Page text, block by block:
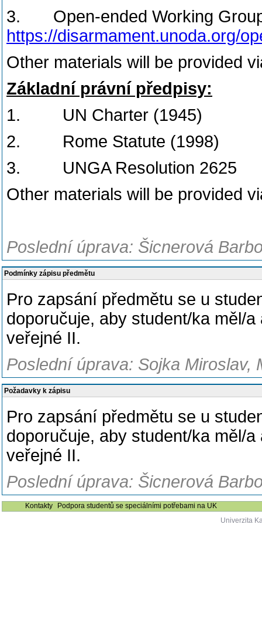
3. Open-ended Working
https://disarmament.unoda.org/
Other materials will be provided
Základní právní předpisy:
1. UN Charter (1945)
2. Rome Statute (1998)
3. UNGA Resolution 2625
Other materials will be provided
Poslední úprava: Šicnerová
Podmínky zápisu předmětu
Pro zapsání předmětu se u
doporučuje, aby student/ka měl/
veřejné II.
Poslední úprava: Sojka Miroslav,
Požadavky k zápisu
Pro zapsání předmětu se u
doporučuje, aby student/ka měl/
veřejné II.
Poslední úprava: Šicnerová
Kontakty
Podpora studentů se speciálními potřebami na UK
Univerzita